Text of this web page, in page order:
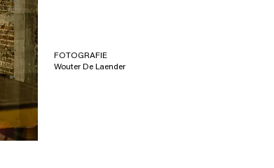
FOTOGRAFIE
Wouter De Laender